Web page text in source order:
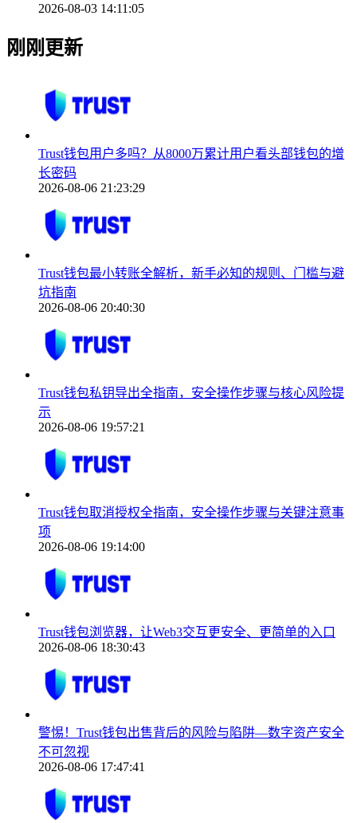
2026-08-03 14:11:05
刚刚更新
Trust钱包用户多吗？从8000万累计用户看头部钱包的增
长密码
2026-08-06 21:23:29
Trust钱包最小转账全解析，新手必知的规则、门槛与避
坑指南
2026-08-06 20:40:30
Trust钱包私钥导出全指南，安全操作步骤与核心风险提
示
2026-08-06 19:57:21
Trust钱包取消授权全指南，安全操作步骤与关键注意事
项
2026-08-06 19:14:00
Trust钱包浏览器，让Web3交互更安全、更简单的入口
2026-08-06 18:30:43
警惕！Trust钱包出售背后的风险与陷阱—数字资产安全
不可忽视
2026-08-06 17:47:41